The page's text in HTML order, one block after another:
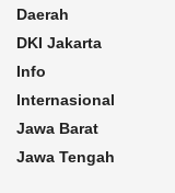
Daerah
DKI Jakarta
Info
Internasional
Jawa Barat
Jawa Tengah